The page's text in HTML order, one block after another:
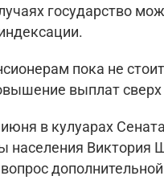
государство
пока не
выплат
в кулуарах
населения Виктория